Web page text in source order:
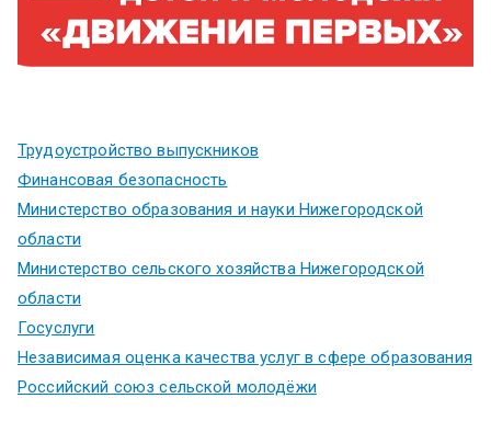
Трудоустройство выпускников
Финансовая безопасность
Министерство образования и науки Нижегородской
области
Министерство сельского хозяйства Нижегородской
области
Госуслуги
Независимая оценка качества услуг в сфере образования
Российский союз сельской молодёжи